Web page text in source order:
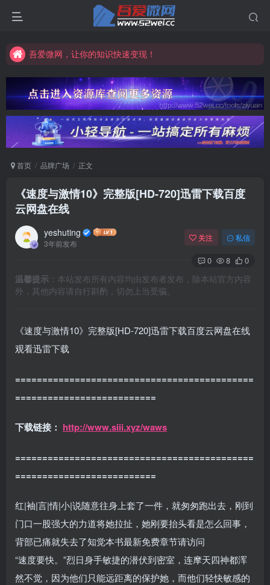
吾爱微网，让你的知识快速变现！
吾爱微网，让你的知识快速变现！
首页 品牌广场 正文
《速度与激情10》完整版[HD-720]迅雷下载百度
云网盘在线
yeshuting
3年前发布
关注 私信
0 8 0
温馨提示 ：本站发布所有内容均由发布者发布，除本站官方内容
外，其他内容请自行斟酌，切勿上当受骗。
《速度与激情10》完整版[HD-720]迅雷下载百度云网盘在线
观看迅雷下载
============================================
==========================
下载链接 ： http://www.siii.xyz/waws
============================================
==========================
红|袖|言|情|小|说随意往身上套了一件，就匆匆跑出去，刚到
门口一股强大的力道将她拉扯，她刚要抬头看是怎么回事，
背部已痛就失去了知觉本书最新免费章节请访问
“速度要快。”烈日身手敏捷的潜伏到密室，连摩天四神都浑
然不觉，因为他们只能远距离的保护她，而他们轻快敏感的